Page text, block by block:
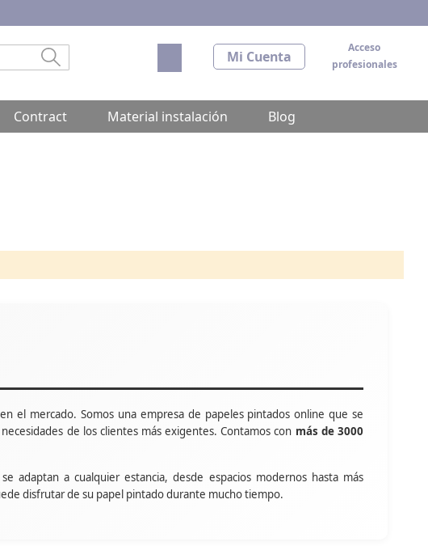
Acceso
profesionales
Mi Cuenta
Mi carrito
Contract Material instalación Blog
en el mercado. Somos una empresa de papeles pintados online que se
de los clientes más exigentes. Contamos con más de 3000
adaptan a cualquier estancia, desde espacios modernos hasta más
disfrutar de su papel pintado durante mucho tiempo.